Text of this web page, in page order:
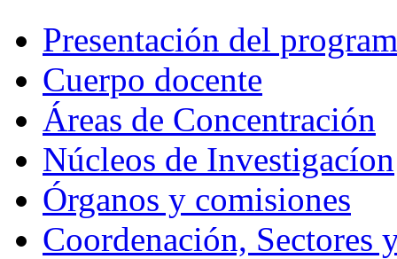
Presentación del
Cuerpo docente
Áreas de Concentración
Núcleos de Investigacíon
Órganos y comisiones
Coordenación, Sectores